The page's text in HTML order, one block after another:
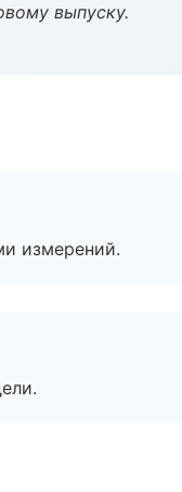
выпуску.
измерений.